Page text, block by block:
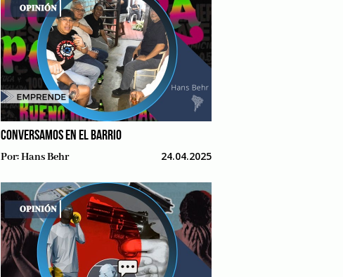
CONVERSAMOS EN EL BARRIO
Por:Hans Behr 24.04.2025